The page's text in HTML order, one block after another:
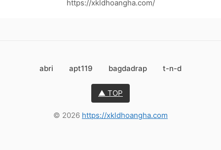
https://xkldhoangha.com/
abri apt119 bagdadrap t-n-d
▲ TOP
© 2026 https://xkldhoangha.com